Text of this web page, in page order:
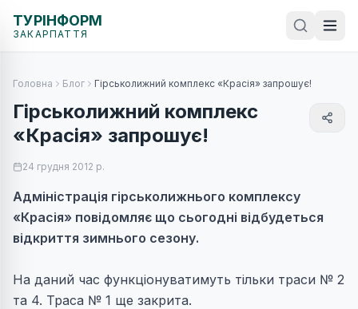
ТУРІНФОРМ
ЗАКАРПАТТЯ
Головна Блог Гірськолижний комплекс «Красія» запрошує!
Гірськолижний комплекс
«Красія» запрошує!
24 грудня 2012 р.
Адміністрація гірськолижнього комплексу
«Красія» повідомляє що сьогодні відбудеться
відкриття зимнього сезону.
На даний час функціонуватимуть тільки траси № 2
та 4. Траса № 1 ще закрита.